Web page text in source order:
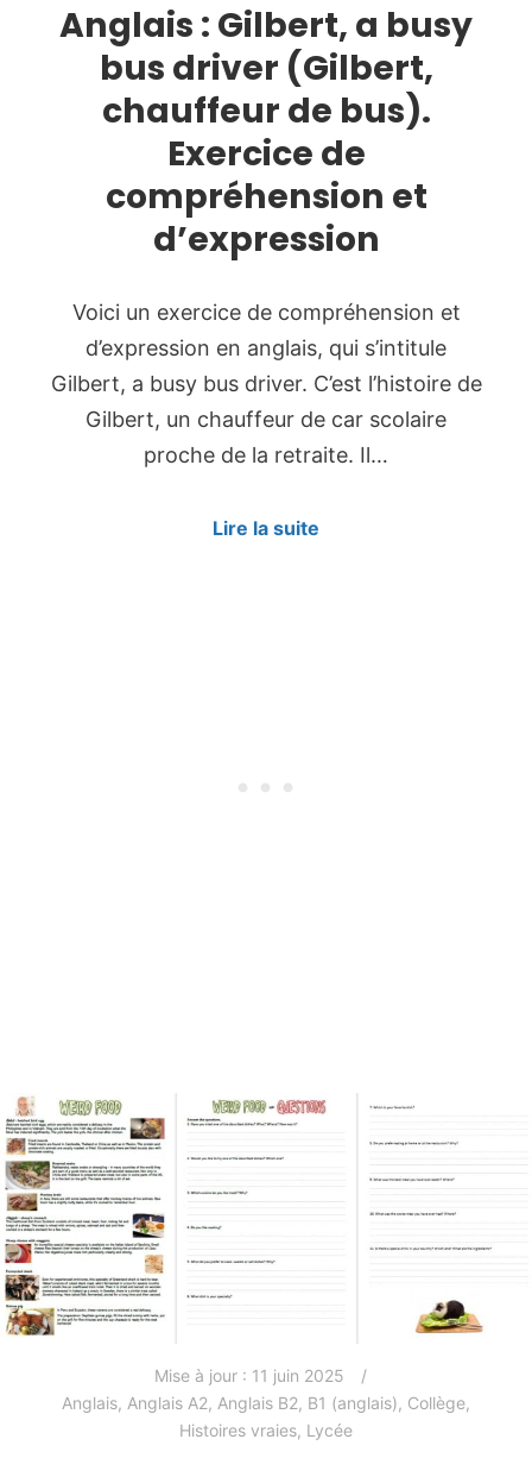
Anglais : Gilbert, a busy
bus driver (Gilbert,
chauffeur de bus).
Exercice de
compréhension et
d’expression
Voici un exercice de compréhension et
d’expression en anglais, qui s’intitule
Gilbert, a busy bus driver. C’est l’histoire de
Gilbert, un chauffeur de car scolaire
proche de la retraite. Il…
Lire la suite
Mise à jour : 11 juin 2025
Anglais, Anglais A2, Anglais B2, B1 (anglais), Collège,
Histoires vraies, Lycée